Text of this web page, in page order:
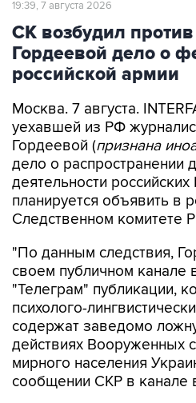
19:39, 7 августа 2026
СК возбудил
Гордеевой дело о
российской армии
Москва. 7 августа.
уехавшей из РФ
Гордеевой (признана
дело о распространении
деятельности
планируется объявить в
Следственном комитете
"По данным следствия,
своем публичном канале
"Телеграм" публикации,
психолого-
содержат заведомо
действиях Вооруженных
мирного населения
сообщении СКР в канале